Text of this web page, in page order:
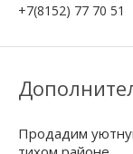
+7(8152) 77 70 51
Продадим